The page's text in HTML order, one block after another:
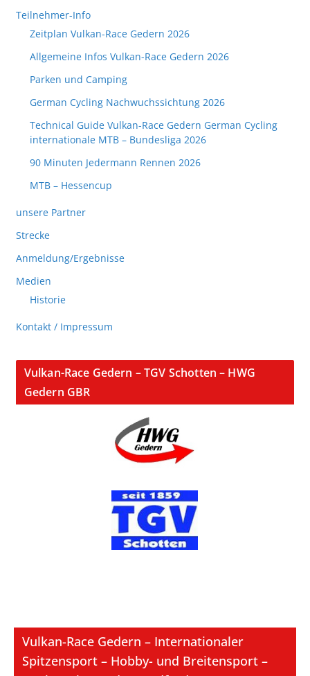
Teilnehmer-Info
Zeitplan Vulkan-Race Gedern 2026
Allgemeine Infos Vulkan-Race Gedern 2026
Parken und Camping
German Cycling Nachwuchssichtung 2026
Technical Guide Vulkan-Race Gedern German Cycling
internationale MTB – Bundesliga 2026
90 Minuten Jedermann Rennen 2026
MTB – Hessencup
unsere Partner
Strecke
Anmeldung/Ergebnisse
Medien
Historie
Kontakt / Impressum
Vulkan-Race Gedern – TGV Schotten – HWG
Gedern GBR
Vulkan-Race Gedern – Internationaler
Spitzensport – Hobby- und Breitensport –